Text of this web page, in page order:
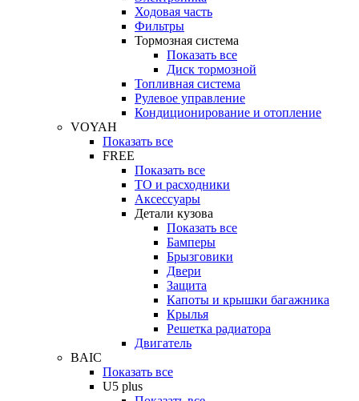
Ходовая часть
Фильтры
Тормозная система
Показать все
Диск тормозной
Топливная система
Рулевое управление
Кондиционирование и отопление
VOYAH
Показать все
FREE
Показать все
ТО и расходники
Аксессуары
Детали кузова
Показать все
Бамперы
Брызговики
Двери
Защита
Капоты и крышки багажника
Крылья
Решетка радиатора
Двигатель
BAIC
Показать все
U5 plus